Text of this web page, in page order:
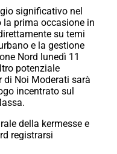
significativo nel
prima occasione in
su temi
e la gestione
Nord lunedì 11
potenziale
di Noi Moderati sarà
incentrato sul
della kermesse e
registrarsi